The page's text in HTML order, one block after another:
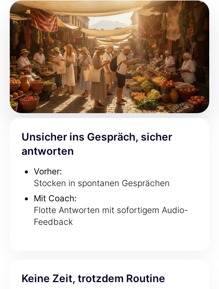
Unsicher ins Gespräch, sicher
antworten
Vorher:
Stocken in spontanen Gesprächen
Mit Coach:
Flotte Antworten mit sofortigem Audio-
Feedback
Keine Zeit, trotzdem Routine